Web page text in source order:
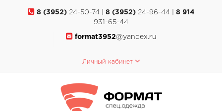
8 (3952)24-50-74 | 8 (3952)24-96-44 | 8 914
931-65-44
format3952@yandex.ru
Личный кабинет